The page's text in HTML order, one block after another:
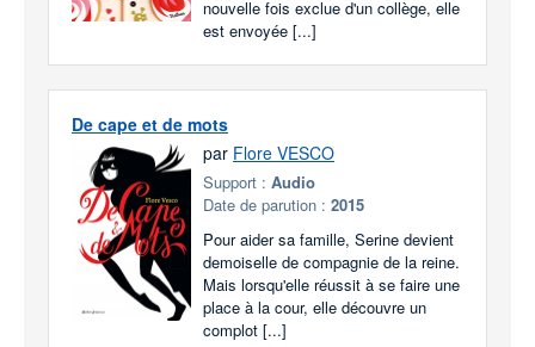
nouvelle fois exclue d'un collège, elle
est envoyée [...]
De cape et de mots
par Flore VESCO
Support : Audio
Date de parution : 2015
Pour aider sa famille, Serine devient
demoiselle de compagnie de la reine.
Mais lorsqu'elle réussit à se faire une
place à la cour, elle découvre un
complot [...]